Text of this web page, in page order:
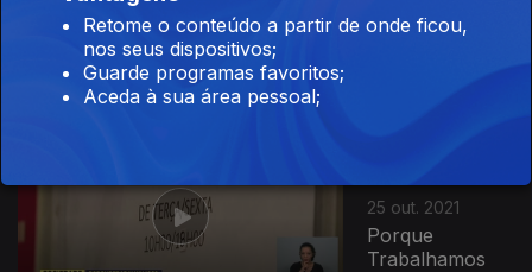
Falar em
25 out. 2021
Porque
Trabalhamos
Retome o conteúdo a partir de onde ficou,
nos seus dispositivos;
Guarde programas favoritos;
Aceda à sua área pessoal;